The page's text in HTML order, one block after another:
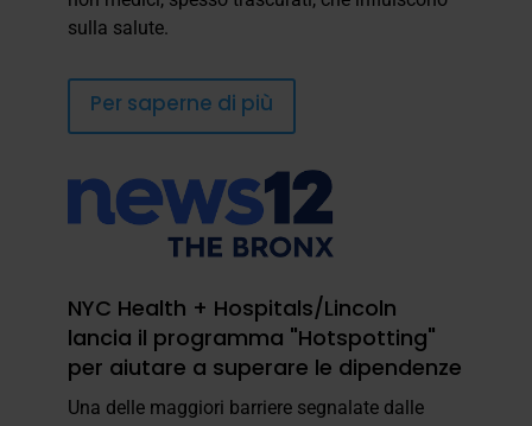
sulla salute.
Per saperne di più
NYC Health + Hospitals/Lincoln
lancia il programma "Hotspotting"
per aiutare a superare le dipendenze
Una delle maggiori barriere segnalate dalle